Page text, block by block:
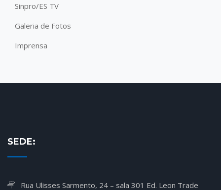
Sinpro/ES TV
Galeria de Fotos
Imprensa
SEDE:
Rua Ulisses Sarmento, 24 – sala 301 Ed. Leon Trade